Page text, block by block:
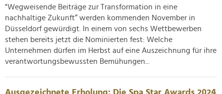
"Wegweisende Beiträge zur Transformation in eine
nachhaltige Zukunft“ werden kommenden November in
Düsseldorf gewürdigt. In einem von sechs Wettbewerben
stehen bereits jetzt die Nominierten fest: Welche
Unternehmen dürfen im Herbst auf eine Auszeichnung für ihre
verantwortungsbewussten Bemühungen...